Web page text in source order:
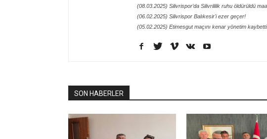
(08.03.2025) Silivrispor’da Silivrililik ruhu öldürüldü
(06.02.2025) Silivrispor Balıkesir'i ezer geçer!
(05.02.2025) Etimesgut maçını kenar yönetim
SON HABERLER